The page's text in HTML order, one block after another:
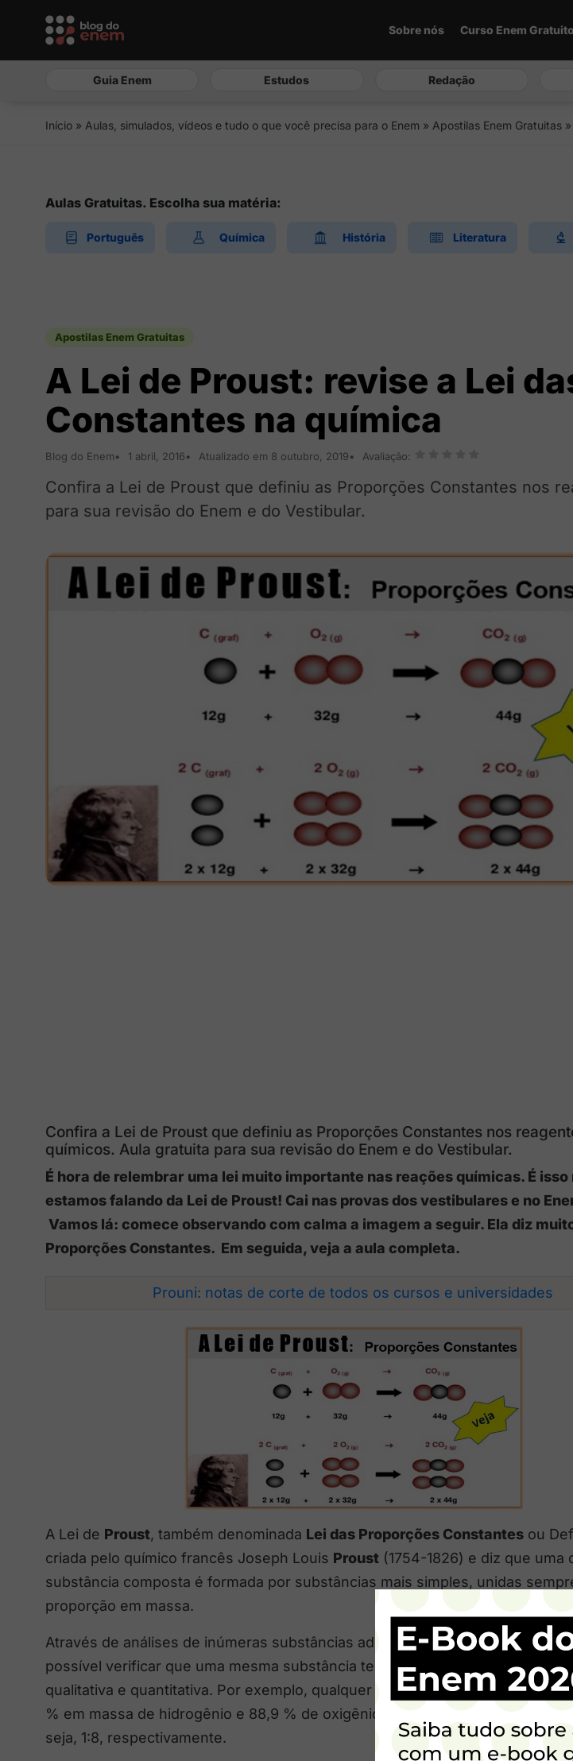
Sobre nós Curso Enem Gratuito
Guia Enem Estudos Redação
Início » Aulas, simulados, vídeos e tudo o que você precisa para o Enem » Apostilas Enem Gratuitas »
Aulas Gratuitas. Escolha sua matéria:
Português Química História Literatura
Apostilas Enem Gratuitas
A Lei de Proust: revise a Lei
Constantes na química
Blog do Enem 1 abril, 2016 Atualizado em 8 outubro, 2019 Avaliação:
Confira a Lei de Proust que definiu as Proporções Constantes nos
para sua revisão do Enem e do Vestibular.
Confira a Lei de Proust que definiu as Proporções Constantes nos
químicos. Aula gratuita para sua revisão do Enem e do Vestibular.
É hora de relembrar uma lei muito importante nas reações químicas. É isso
estamos falando da Lei de Proust! Cai nas provas dos vestibulares e no
Vamos lá: comece observando com calma a imagem a seguir. Ela diz
Proporções Constantes. Em seguida, veja a aula completa.
Prouni: notas de corte de todos os cursos e universidades
A Lei de Proust, também denominada Lei das Proporções Constantes ou
criada pelo químico francês Joseph Louis Proust (1754-1826) e diz que uma
substância composta é formada por substâncias mais simples, unidas
proporção em massa.
Através de análises de inúmeras substâncias adquiridas por diferentes
possível verificar que uma mesma substância tem sempre a mesma
qualitativa e quantitativa. Por exemplo, qualquer amostra de água apresenta
% em massa de hidrogênio e 88,9 % de oxigênio combinados na mesma
seja, 1:8, respectivamente.